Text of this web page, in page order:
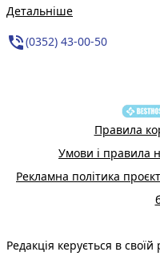
Детальніше
phone_in_talk(0352) 43-00-50
Правила
Умови і правила
Рекламна політика
Редакція керується в своїй